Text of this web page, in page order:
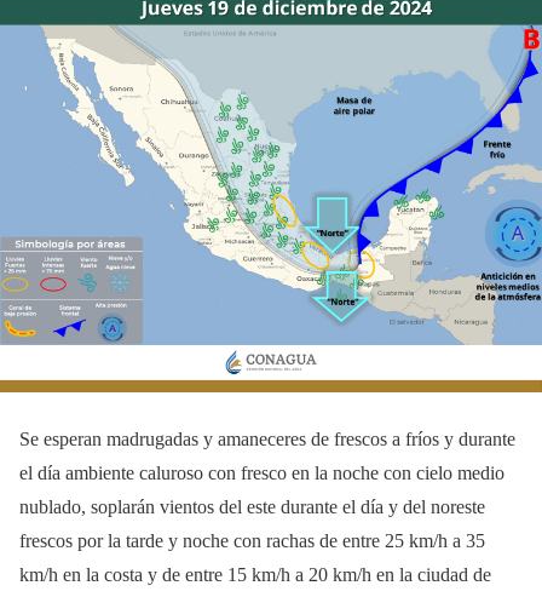
Se esperan madrugadas y amaneceres de frescos a fríos y durante
el día ambiente caluroso con fresco en la noche con cielo medio
nublado, soplarán vientos del este durante el día y del noreste
frescos por la tarde y noche con rachas de entre 25 km/h a 35
km/h en la costa y de entre 15 km/h a 20 km/h en la ciudad de